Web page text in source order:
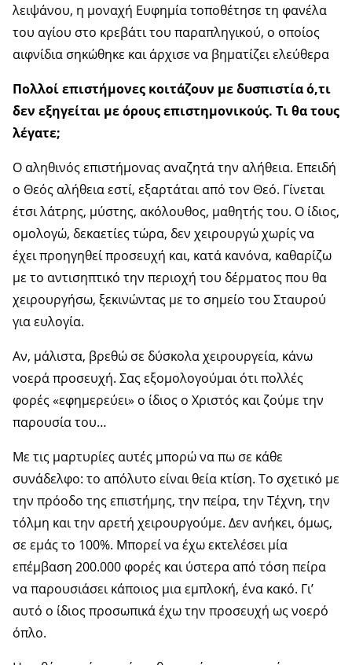
λειψάνου, η μοναχή Ευφημία τοποθέτησε τη φανέλα
του αγίου στο κρεβάτι του παραπληγικού, ο οποίος
αιφνίδια σηκώθηκε και άρχισε να βηματίζει ελεύθερα
Πολλοί επιστήμονες κοιτάζουν με δυσπιστία ό,τι
δεν εξηγείται με όρους επιστημονικούς. Τι θα τους
λέγατε;
Ο αληθινός επιστήμονας αναζητά την αλήθεια. Επειδή
ο Θεός αλήθεια εστί, εξαρτάται από τον Θεό. Γίνεται
έτσι λάτρης, μύστης, ακόλουθος, μαθητής του. Ο ίδιος,
ομολογώ, δεκαετίες τώρα, δεν χειρουργώ χωρίς να
έχει προηγηθεί προσευχή και, κατά κανόνα, καθαρίζω
με το αντισηπτικό την περιοχή του δέρματος που θα
χειρουργήσω, ξεκινώντας με το σημείο του Σταυρού
για ευλογία.
Αν, μάλιστα, βρεθώ σε δύσκολα χειρουργεία, κάνω
νοερά προσευχή. Σας εξομολογούμαι ότι πολλές
φορές «εφημερεύει» ο ίδιος ο Χριστός και ζούμε την
παρουσία του…
Με τις μαρτυρίες αυτές μπορώ να πω σε κάθε
συνάδελφο: το απόλυτο είναι θεία κτίση. Το σχετικό με
την πρόοδο της επιστήμης, την πείρα, την Τέχνη, την
τόλμη και την αρετή χειρουργούμε. Δεν ανήκει, όμως,
σε εμάς το 100%. Μπορεί να έχω εκτελέσει μία
επέμβαση 200.000 φορές και ύστερα από τόση πείρα
να παρουσιάσει κάποιος μια εμπλοκή, ένα κακό. Γι’
αυτό ο ίδιος προσωπικά έχω την προσευχή ως νοερό
όπλο.